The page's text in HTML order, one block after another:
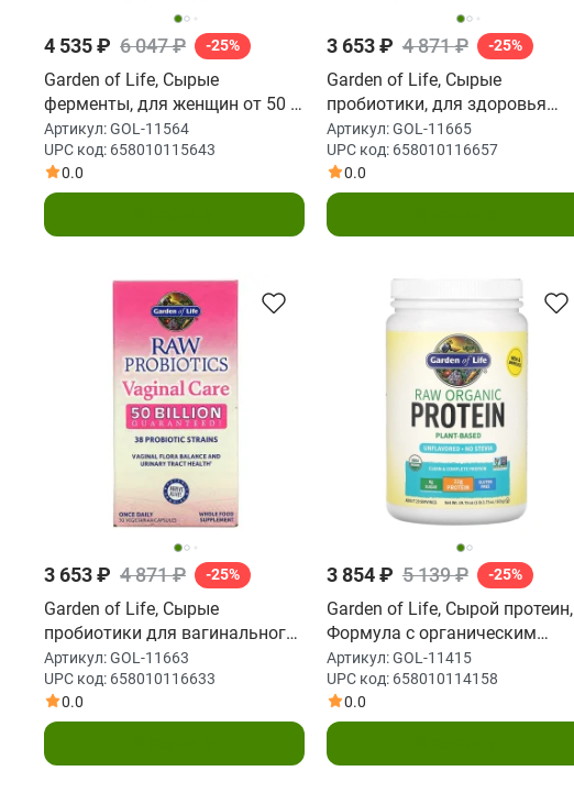
4 535 ₽ 6 047 ₽ -25%
Garden of Life, Сырые
ферменты, для женщин от 50 и
старше, 90 капсул на
растительной основе
Артикул:GOL-11564
UPC код: 658010115643
0.0
3 653 ₽ 4 871 ₽ -25%
Garden of Life, Сырые
пробиотики, для здоровья
кишечника, 30 капсул на
растительной основе (Ice)
Артикул:GOL-11665
UPC код: 658010116657
0.0
3 653 ₽ 4 871 ₽ -25%
Garden of Life, Сырые
пробиотики для вагинального
здоровья, 30 капсул на
растительной основе
Артикул:GOL-11663
UPC код: 658010116633
0.0
3 854 ₽ 5 139 ₽ -25%
Garden of Life, Сырой протеин,
Формула с органическим
белком, 22 унций (622 г)
Артикул:GOL-11415
UPC код: 658010114158
0.0